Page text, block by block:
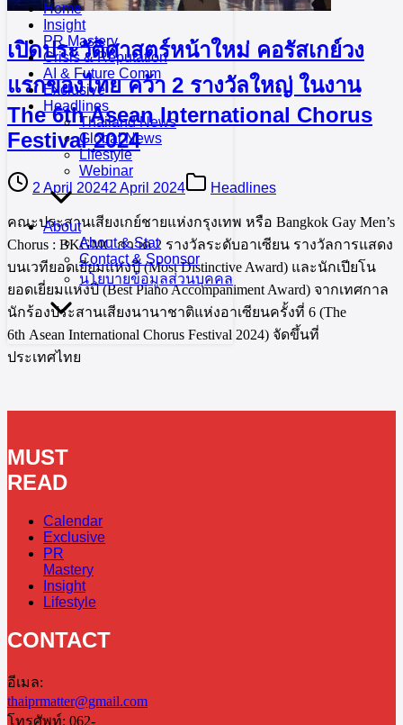
Home
Insight
PR Mastery
Crisis & Reputation
AI & Future Comm
Exclusive
Headlines
Thailand News
Global News
Lifestyle
Webinar
About
About & Stat
Contact & Sponsor
นโยบายข้อมูลส่วนบุคคล
เปิดประวัติศาสตร์หน้าใหม่ คอรัสเกย์วง
แรกของไทย คว้า 2 รางวัลใหญ่ ในงาน
The 6th Asean International Chorus
Festival 2024
2 April 20242 April 2024 Headlines
คณะประสานเสียงเกย์ชายแห่งกรุงเทพ หรือ Bangkok Gay Men’s
Chorus : BKGMC กวาด 2 รางวัลระดับอาเซียน รางวัลการแสดง
บนเวทียอดเยี่ยมแห่งปี (Most Distinctive Award) และนักเปียโน
ยอดเยี่ยมแห่งปี (Best Piano Accompaniment Award) จากเทศกาล
นักร้องประสานเสียงนานาชาติแห่งอาเซียนครั้งที่ 6 (The
6th Asean International Chorus Festival 2024) จัดขึ้นที่
ประเทศไทย
MUST
READ
Calendar
Exclusive
PR
Mastery
Insight
Lifestyle
CONTACT
อีเมล:
thaiprmatter@gmail.com
โทรศัพท์: 062-